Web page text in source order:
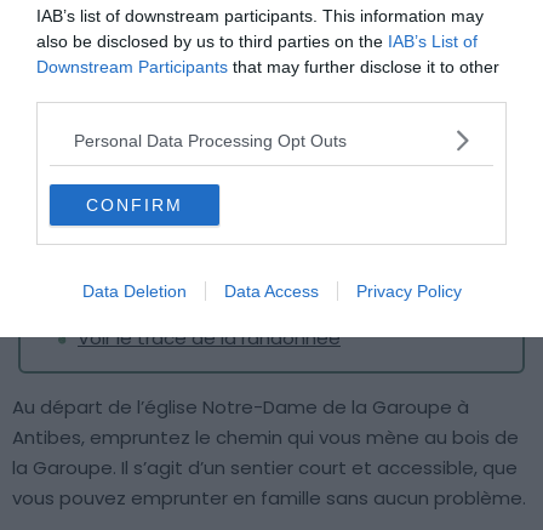
IAB’s list of downstream participants. This information may
also be disclosed by us to third parties on the IAB’s List of
Downstream Participants that may further disclose it to other
Personal Data Processing Opt Outs
CONFIRM
Data Deletion Data Access Privacy Policy
Crédit photo :Alltrails
Durée: environ 30 min
Distance: 2,1 km
Difficulté: facile
Voir le tracé de la randonnée
Au départ de l’église Notre-Dame de la Garoupe à
Antibes, empruntez le chemin qui vous mène au bois de
la Garoupe. Il s’agit d’un sentier court et accessible, que
vous pouvez emprunter en famille sans aucun problème.